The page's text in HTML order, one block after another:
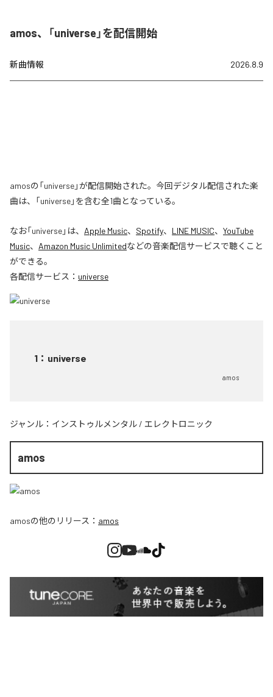
amos、「universe」を配信開始
新曲情報 2026.8.9
amosの「universe」が配信開始された。今回デジタル配信された楽
曲は、「universe」を含む全1曲となっている。
なお「universe」は、 Apple Music、 Spotify、 LINE MUSIC、 YouTube
Music、 Amazon Music Unlimitedなどの音楽配信サービスで聴くこと
ができる。
各配信サービス： universe
1 ： universe
amos
ジャンル： インストゥルメンタル / エレクトロニック
amos
amosの他のリリース： amos